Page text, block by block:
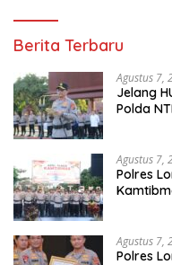
Berita Terbaru
Agustus 7,
Jelang
Polda
Agustus 7,
Polres
Agustus 7,
Polres